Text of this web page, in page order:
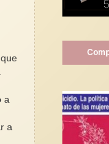
a
a